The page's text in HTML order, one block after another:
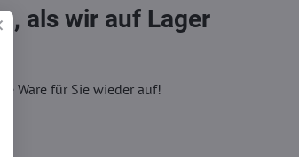
als wir auf Lager
Ware für Sie wieder auf!